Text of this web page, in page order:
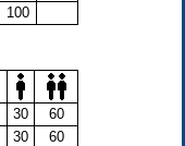
100
30
60
30 60